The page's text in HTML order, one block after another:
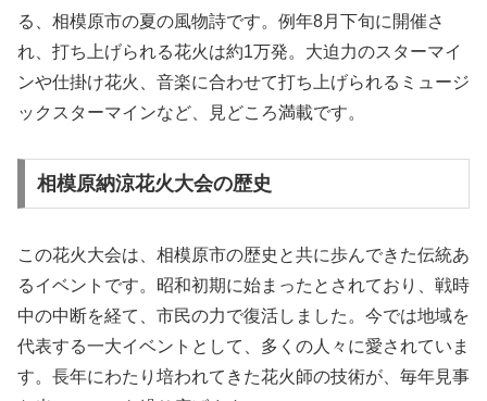
る、相模原市の夏の風物詩です。例年8月下旬に開催さ
れ、打ち上げられる花火は約1万発。大迫力のスターマイ
ンや仕掛け花火、音楽に合わせて打ち上げられるミュージ
ックスターマインなど、見どころ満載です。
相模原納涼花火大会の歴史
この花火大会は、相模原市の歴史と共に歩んできた伝統あ
るイベントです。昭和初期に始まったとされており、戦時
中の中断を経て、市民の力で復活しました。今では地域を
代表する一大イベントとして、多くの人々に愛されていま
す。長年にわたり培われてきた花火師の技術が、毎年見事